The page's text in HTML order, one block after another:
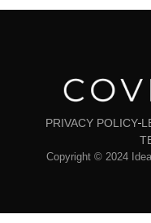
PRIVACY POLICY
Copyright © 2024